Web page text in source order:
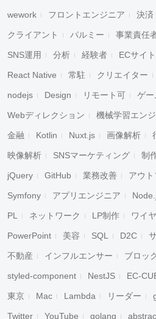
wework フロントエンジニア 決済
クライアント パルミー 事業責任
SNS運用 分析 経験者 ECサイト
React Native 常駐 クリエイター
nodejs Design リモート可 ゲー
Webディレクション 機械学習エン
金融 Kotlin Nuxt.js 画像解析
映像解析 SNSマーケティング 制
jQuery GitHub 業務改善 アウ
Symfony アプリエンジニア
PL ネットワーク LP制作 ワイ
PowerPoint 美容 SQL D2C
不動産 インフルエンサー ブロッ
styled-component NestJS EC-
東京 Mac Lambda リーダー
Twitter YouTube golang